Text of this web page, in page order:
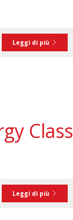
Leggi di più
Class
Leggi di più